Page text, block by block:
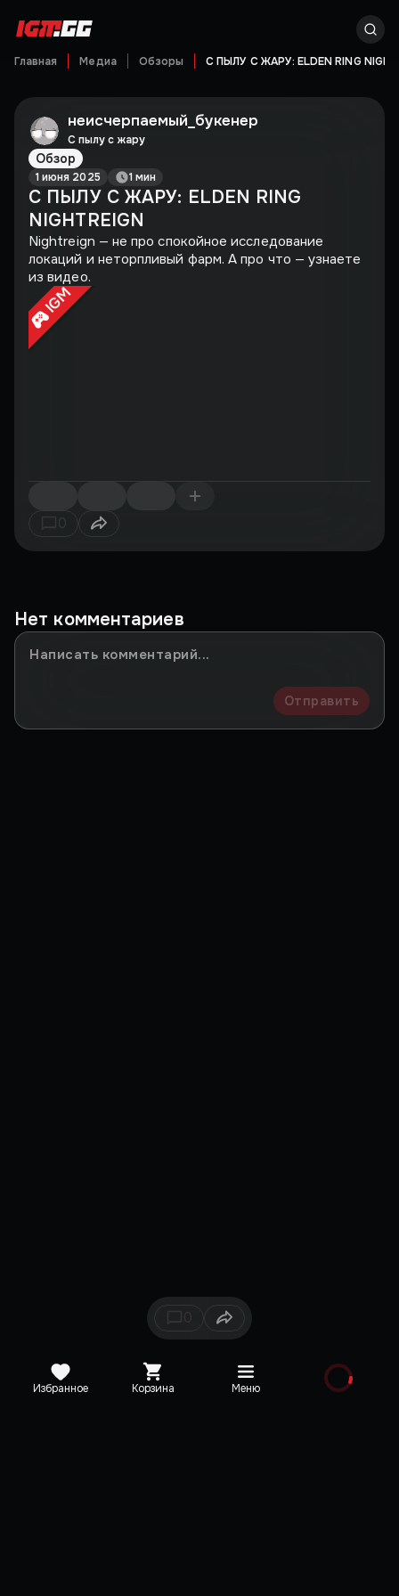
Главная Медиа Обзоры С ПЫЛУ С ЖАРУ: ELDEN RING
неисчерпаемый_букенер
С пылу с жару
Обзор
1 июня 2025 1 мин
С ПЫЛУ С ЖАРУ: ELDEN RING
NIGHTREIGN
Nightreign — не про спокойное исследование
локаций и неторпливый фарм. А про что — узнаете
из видео.
IGM
0
Нет комментариев
Отправить
Избранное Корзина Меню